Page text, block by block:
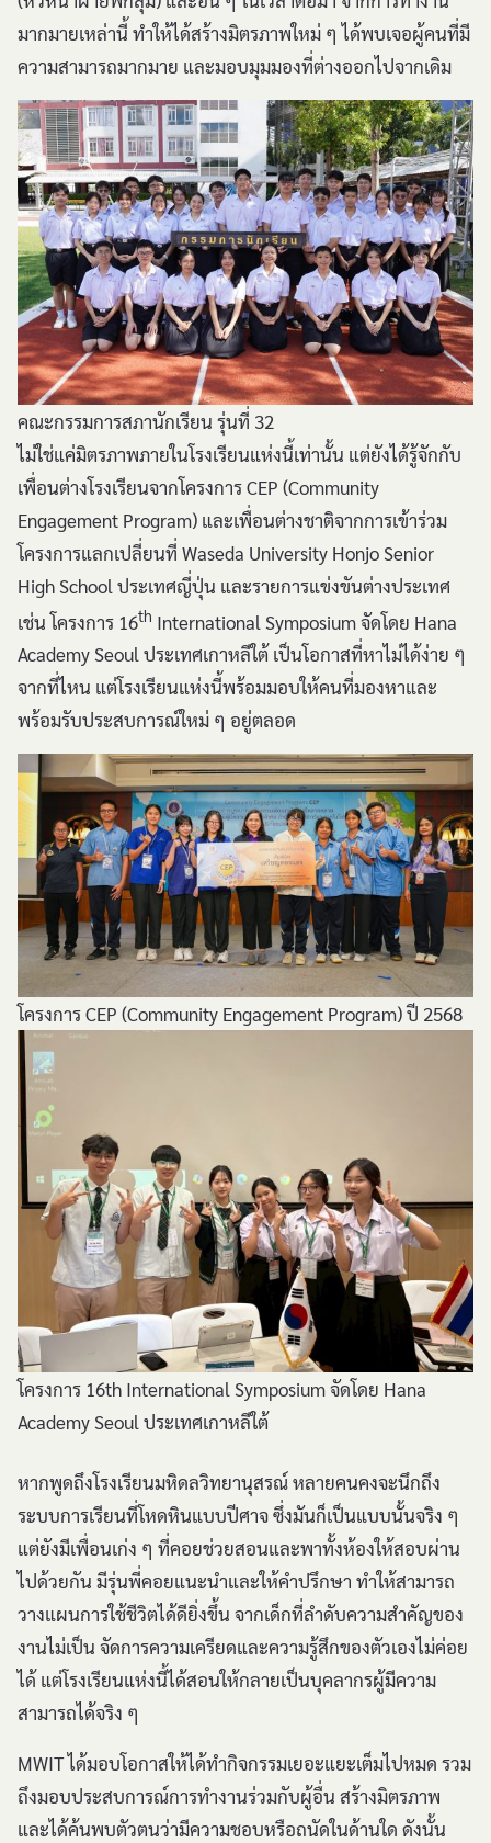
มากมายเหล่านี้ ทำให้ได้สร้างมิตรภาพใหม่ ๆ ได้พบเจอผู้คนที่มี
ความสามารถมากมาย และมอบมุมมองที่ต่างออกไปจากเดิม
คณะกรรมการสภานักเรียน รุ่นที่ 32
ไม่ใช่แค่มิตรภาพภายในโรงเรียนแห่งนี้เท่านั้น แต่ยังได้รู้จักกับ
เพื่อนต่างโรงเรียนจากโครงการ CEP (Community
Engagement Program) และเพื่อนต่างชาติจากการเข้าร่วม
โครงการแลกเปลี่ยนที่ Waseda University Honjo Senior
High School ประเทศญี่ปุ่น และรายการแข่งขันต่างประเทศ
เช่น โครงการ 16th International Symposium จัดโดย Hana
Academy Seoul ประเทศเกาหลีใต้ เป็นโอกาสที่หาไม่ได้ง่าย ๆ
จากที่ไหน แต่โรงเรียนแห่งนี้พร้อมมอบให้คนที่มองหาและ
พร้อมรับประสบการณ์ใหม่ ๆ อยู่ตลอด
โครงการ CEP (Community Engagement Program) ปี 2568
โครงการ 16th International Symposium จัดโดย Hana
Academy Seoul ประเทศเกาหลีใต้
หากพูดถึงโรงเรียนมหิดลวิทยานุสรณ์ หลายคนคงจะนึกถึง
ระบบการเรียนที่โหดหินแบบปีศาจ ซึ่งมันก็เป็นแบบนั้นจริง ๆ
แต่ยังมีเพื่อนเก่ง ๆ ที่คอยช่วยสอนและพาทั้งห้องให้สอบผ่าน
ไปด้วยกัน มีรุ่นพี่คอยแนะนำและให้คำปรึกษา ทำให้สามารถ
วางแผนการใช้ชีวิตได้ดียิ่งขึ้น จากเด็กที่ลำดับความสำคัญของ
งานไม่เป็น จัดการความเครียดและความรู้สึกของตัวเองไม่ค่อย
ได้ แต่โรงเรียนแห่งนี้ได้สอนให้กลายเป็นบุคลากรผู้มีความ
สามารถได้จริง ๆ
MWIT ได้มอบโอกาสให้ได้ทำกิจกรรมเยอะแยะเต็มไปหมด รวม
ถึงมอบประสบการณ์การทำงานร่วมกับผู้อื่น สร้างมิตรภาพ
และได้ค้นพบตัวตนว่ามีความชอบหรือถนัดในด้านใด ดังนั้น